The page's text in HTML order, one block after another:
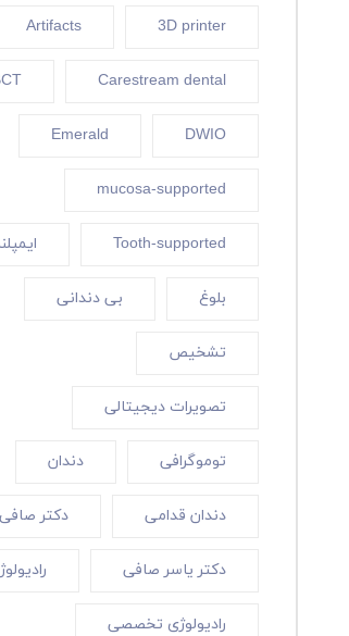
3D printer
Artifacts
Carestream dental
DWIO
Emerald
mucosa-supported
Tooth-supported
بلوغ بی دندانی
تشخیص
تصویرات دیجیتالی
توموگرافی دندان
دندان قدامی دکتر صافی
دکتر یاسر صافی
رادیولوژی تخصصی